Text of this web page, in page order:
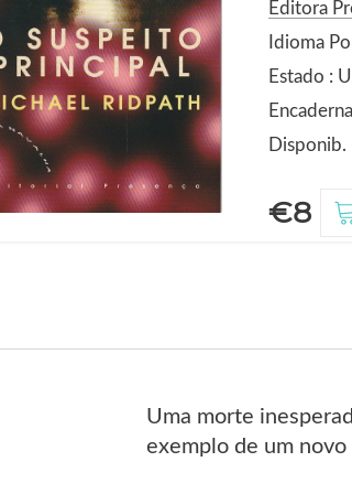
Editora
Idioma
Estado :
Disponib.
€8
Uma morte
exemplo de um